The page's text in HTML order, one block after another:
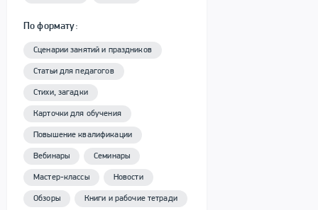
По формату:
Сценарии занятий и праздников
Статьи для педагогов
Стихи, загадки
Карточки для обучения
Повышение квалификации
Вебинары Семинары
Мастер-классы Новости
Обзоры Книги и рабочие тетради